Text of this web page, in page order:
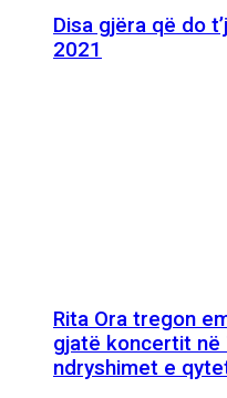
Disa gjëra që do
2021
Rita Ora tregon
gjatë koncertit
ndryshimet e